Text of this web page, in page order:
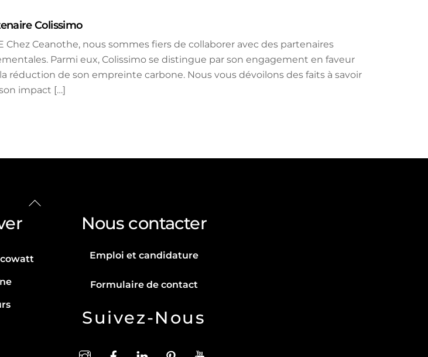
Colissimo
Chez Ceanothe, nous sommes fiers de collaborer avec des partenaires
Parmi eux, Colissimo se distingue par son engagement en faveur
réduction de son empreinte carbone. Nous vous dévoilons des faits à savoir
impact […]
Back
Nous contacter
Emploi et candidature
Formulaire de contact
Suivez-Nous